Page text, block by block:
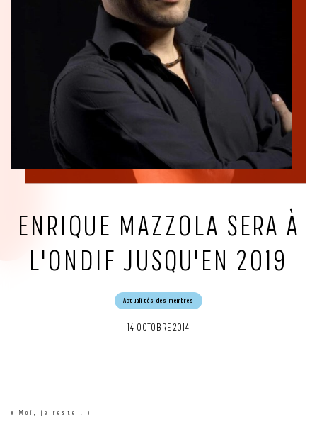
ENRIQUE MAZZOLA SERA À
L'ONDIF JUSQU'EN 2019
Actualités des membres
14 OCTOBRE 2014
« Moi, je reste ! »